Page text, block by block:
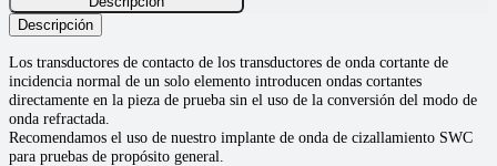
Descripción
Los transductores de contacto de los transductores de onda cortante de
incidencia normal de un solo elemento introducen ondas cortantes
directamente en la pieza de prueba sin el uso de la conversión del modo de
onda refractada.
Recomendamos el uso de nuestro implante de onda de cizallamiento SWC
para pruebas de propósito general.